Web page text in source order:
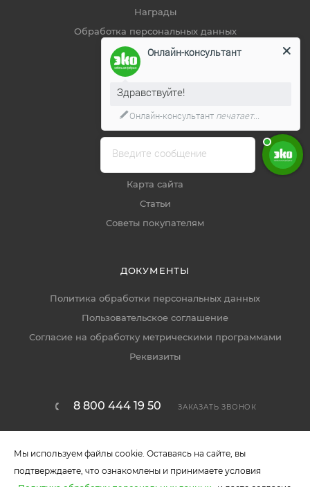
Награды
Обработка персональных данных
ПОМОЩЬ
Карта сайта
Статьи
Советы покупателям
ДОКУМЕНТЫ
Политика обработки персональных данных
Пользовательское соглашение
Согласие на обработку метрическими программами
Реквизиты
8 800 444 19 50 ЗАКАЗАТЬ ЗВОНОК
callcenter@ekomebel59.ru
Мы используем файлы cookie. Оставаясь на сайте, вы
подтверждаете, что ознакомлены и принимаете условия
Введите сообщение
Онлайн-консультант
Здравствуйте!
Онлайн-консультант печатает...